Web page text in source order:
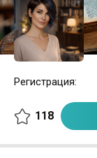
Регистрация:
118